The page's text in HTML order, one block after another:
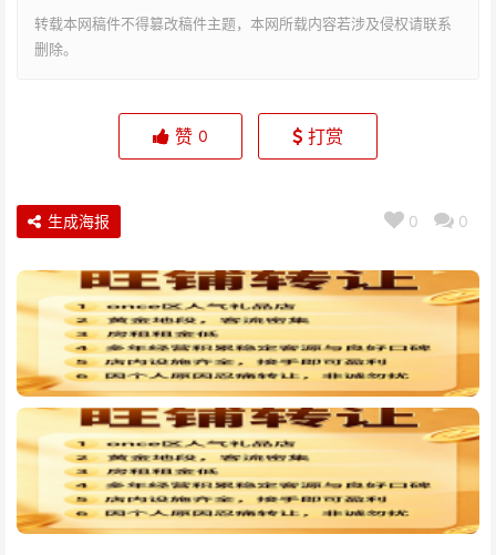
转载本网稿件不得篡改稿件主题，本网所载内容若涉及侵权请联系
删除。
赞 0 打赏
0 0
生成海报